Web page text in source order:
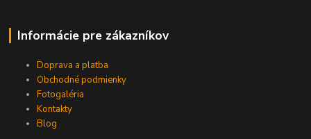
Informácie pre zákazníkov
Doprava a platba
Obchodné podmienky
Fotogaléria
Kontakty
Blog